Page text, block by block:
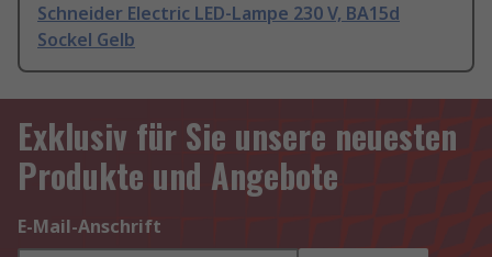
Schneider Electric LED-Lampe 230 V, BA15d
Sockel Gelb
Exklusiv für Sie unsere neuesten
Produkte und Angebote
E-Mail-Anschrift